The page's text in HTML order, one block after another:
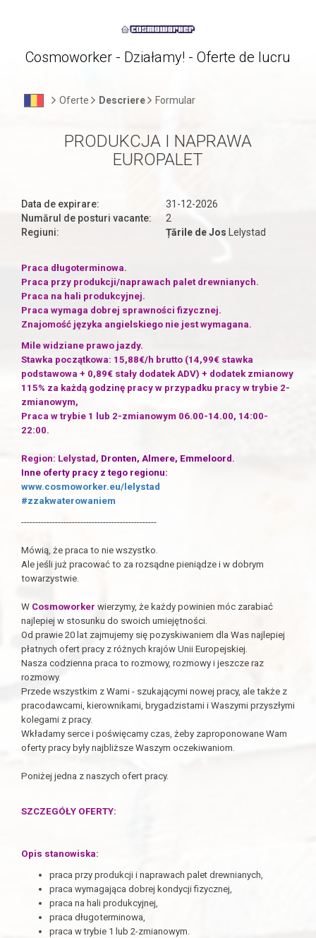
Cosmoworker - Działamy! - Oferte de lucru
Oferte Descriere Formular
PRODUKCJA I NAPRAWA
EUROPALET
Data de expirare:
31-12-2026
Numărul de posturi vacante:
2
Regiuni:
Țările de Jos Lelystad
Praca długoterminowa.
Praca przy produkcji/naprawach palet drewnianych.
Praca na hali produkcyjnej.
Praca wymaga dobrej sprawności fizycznej.
Znajomość języka angielskiego nie jest wymagana.
Mile widziane prawo jazdy.
Stawka początkowa: 15,88€/h brutto (14,99€ stawka
podstawowa + 0,89€ stały dodatek ADV) + dodatek zmianowy
115% za każdą godzinę pracy w przypadku pracy w trybie 2-
zmianowym,
Praca w trybie 1 lub 2-zmianowym 06.00-14.00, 14:00-
22:00.
Region: Lelystad, Dronten, Almere, Emmeloord.
Inne oferty pracy z tego regionu:
www.cosmoworker.eu/l elystad
#zzakwaterowaniem
------------------------------------------------
Mówią, że praca to nie wszystko.
Ale jeśli już pracować to za rozsądne pieniądze i w dobrym
towarzystwie.
W Cosmoworker wierzymy, że każdy powinien móc zarabiać
najlepiej w stosunku do swoich umiejętności.
Od prawie 20 lat zajmujemy się pozyskiwaniem dla Was najlepiej
płatnych ofert pracy z różnych krajów Unii Europejskiej.
Nasza codzienna praca to rozmowy, rozmowy i jeszcze raz
rozmowy.
Przede wszystkim z Wami - szukającymi nowej pracy, ale także z
pracodawcami, kierownikami, brygadzistami i Waszymi przyszłymi
kolegami z pracy.
Wkładamy serce i poświęcamy czas, żeby zaproponowane Wam
oferty pracy były najbliższe Waszym oczekiwaniom.
Poniżej jedna z naszych ofert pracy.
SZCZEGÓŁY OFERTY:
Opis stanowiska:
praca przy produkcji i naprawach palet drewnianych,
praca wymagająca dobrej kondycji fizycznej,
praca na hali produkcyjnej,
praca długoterminowa,
praca w trybie 1 lub 2-zmianowym.